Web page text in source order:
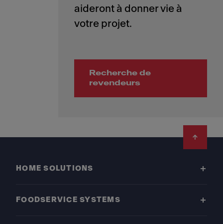
aideront à donner vie à
Recherche de
revendeurs
HOME SOLUTIONS
FOODSERVICE SYSTEMS